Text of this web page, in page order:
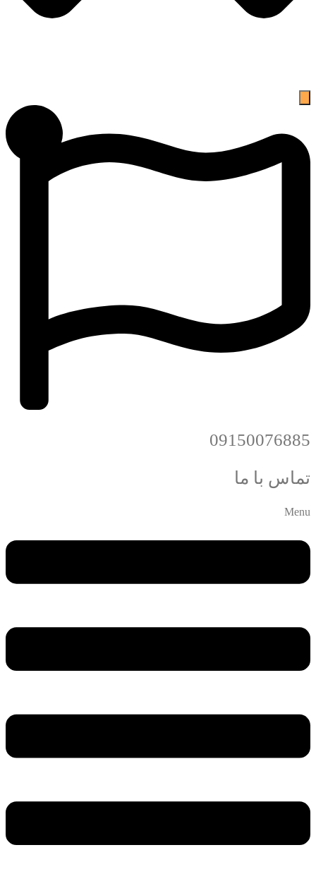
09150076885
تماس با ما
Menu